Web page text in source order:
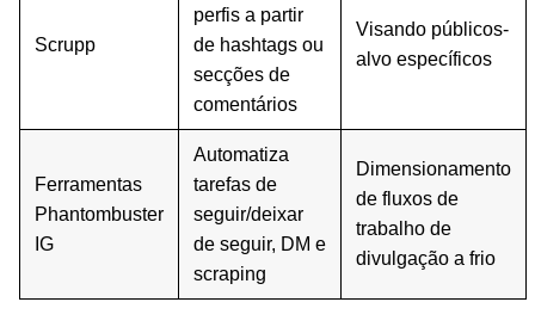
Scrupp
perfis a partir
de hashtags ou
secções de
comentários
Visando públicos-
alvo específicos
Ferramentas
Phantombuster
IG
Automatiza
tarefas de
seguir/deixar
de seguir, DM e
scraping
Dimensionamento
de fluxos de
trabalho de
divulgação a frio